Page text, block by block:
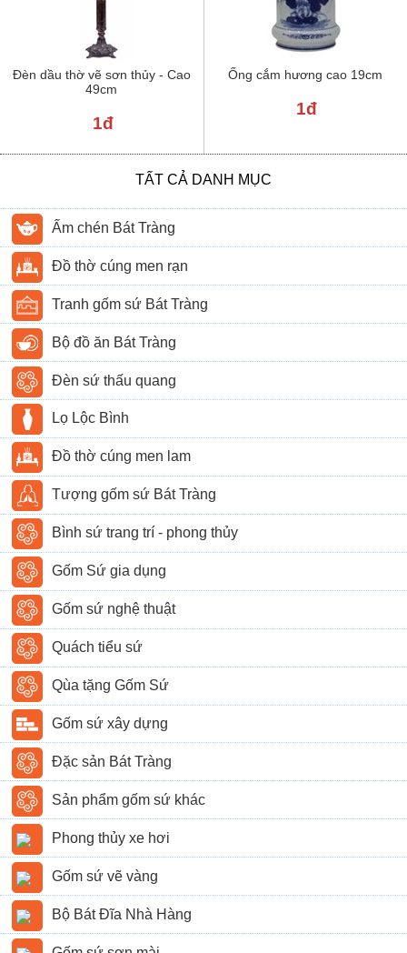
Đèn dầu thờ vẽ sơn thủy - Cao
49cm
1đ
Ống cắm hương cao 19cm
1đ
TẤT CẢ DANH MỤC
Ấm chén Bát Tràng
Đồ thờ cúng men rạn
Tranh gốm sứ Bát Tràng
Bộ đồ ăn Bát Tràng
Đèn sứ thấu quang
Lọ Lộc Bình
Đồ thờ cúng men lam
Tượng gốm sứ Bát Tràng
Bình sứ trang trí - phong thủy
Gốm Sứ gia dụng
Gốm sứ nghệ thuật
Quách tiểu sứ
Qùa tặng Gốm Sứ
Gốm sứ xây dựng
Đặc sản Bát Tràng
Sản phẩm gốm sứ khác
Phong thủy xe hơi
Gốm sứ vẽ vàng
Bộ Bát Đĩa Nhà Hàng